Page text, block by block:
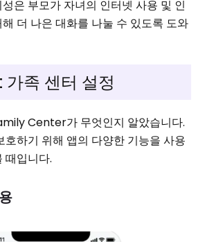
은 부모가 자녀의 인터넷 사용 및 인
더 나은 대화를 나눌 수 있도록 도와
족 센터 설정
Center가 무엇인지 알았습니다.
호하기 위해 앱의 다양한 기능을 사용
때입니다.